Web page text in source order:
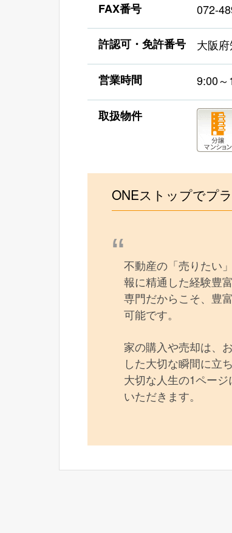
FAX番号 072-
許認可・免許番号 大阪
営業時間 9:00
取扱物件
ONEストップでプ
不動産の「売りたい
報に精通した経験豊
専門だからこそ、豊
可能です。
家の購入や売却は、
した大切な瞬間に立
大切な人生の1ペー
いただきます。